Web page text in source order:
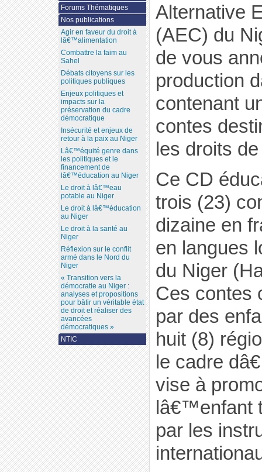
Alternative
(AEC) du
de vous
production
contenant
contes
les droits
Ce CD
trois (23)
dizaine en
en langues
du Niger
Ces contes
par des
huit (8)
le cadre
vise à
lâ€™enfant
par les
Forums Thématiques
Nos publications
Agir en faveur du droit à
lâ€™alimentation
Combattre la faim au
Sahel
Débats citoyens sur les
politiques publiques
Enjeux politiques et
impacts sur la
préservation du cadre
démocratique
Insécurité et enjeux de
retour à la paix au Niger
Lâ€™équité genre dans
les politiques et le
financement de
lâ€™éducation au Niger
Le droit à lâ€™eau
potable au Niger
Le droit à lâ€™éducation
au Niger
Le droit à la santé au
Niger
Réflexion sur le conflit
armé dans le Nord du
Niger
« Transition vers la
démocratie au Niger :
analyses et propositions
pour bâtir un véritable état
de droit et réaliser des
avancées
démocratiques »
NTIC